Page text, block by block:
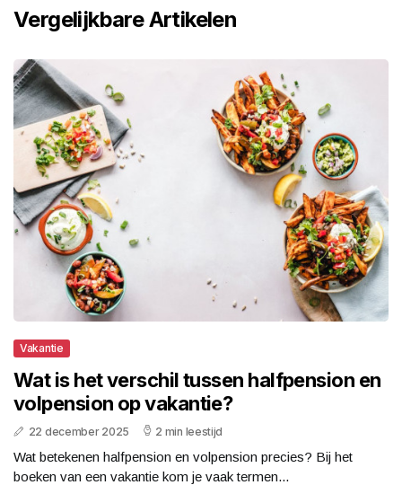
Vergelijkbare Artikelen
Vakantie
Wat is het verschil tussen halfpension en
volpension op vakantie?
22 december 2025 2 min leestijd
Wat betekenen halfpension en volpension precies? Bij het
boeken van een vakantie kom je vaak termen...